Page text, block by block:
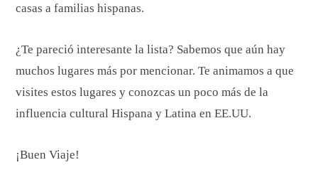
casas a familias hispanas.
¿Te pareció interesante la lista? Sabemos que aún hay
muchos lugares más por mencionar. Te animamos a que
visites estos lugares y conozcas un poco más de la
influencia cultural Hispana y Latina en EE.UU.
¡Buen Viaje!